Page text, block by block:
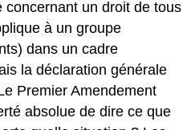
concernant un droit de tous
à un groupe
dans un cadre
la déclaration générale
Premier Amendement
absolue de dire ce que